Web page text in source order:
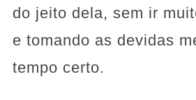
do jeito dela, sem ir
e tomando as devidas
tempo certo.